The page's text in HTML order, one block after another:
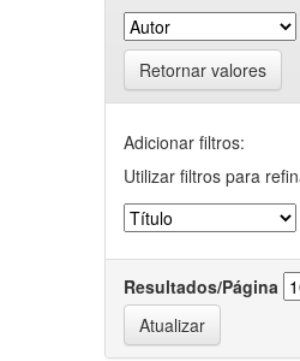
Retornar valores
Adicionar filtros:
Utilizar filtros para
Resultados/Página